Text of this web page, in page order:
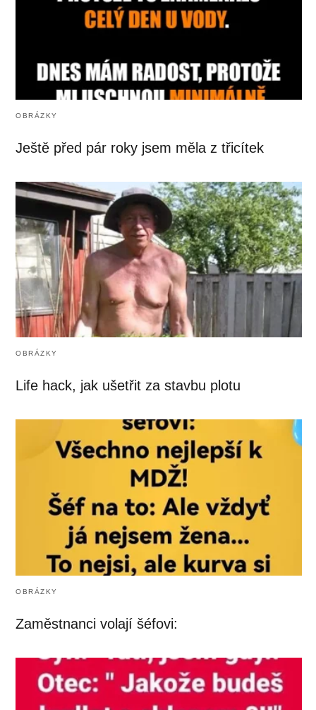
OBRÁZKY
Ještě před pár roky jsem měla z třicítek
OBRÁZKY
Life hack, jak ušetřit za stavbu plotu
OBRÁZKY
Zaměstnanci volají šéfovi: